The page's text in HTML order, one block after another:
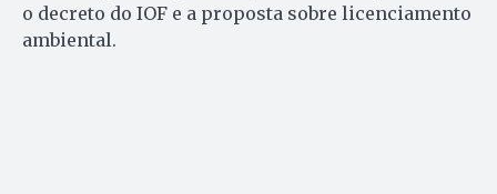
o decreto do IOF e a proposta sobre licenciamento
ambiental.